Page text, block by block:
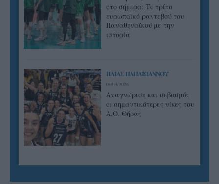
στο σήμερα: Tο τρίτο
ευρωπαϊκό ραντεβού του
Παναθηναϊκού με την
ιστορία
ΗΛΙΑΣ ΠΑΠΑΪΩΑΝΝΟΥ
08/03/2026
Αναγνώριση και σεβασμός
οι σημαντικότερες νίκες του
Α.Ο. Θήρας